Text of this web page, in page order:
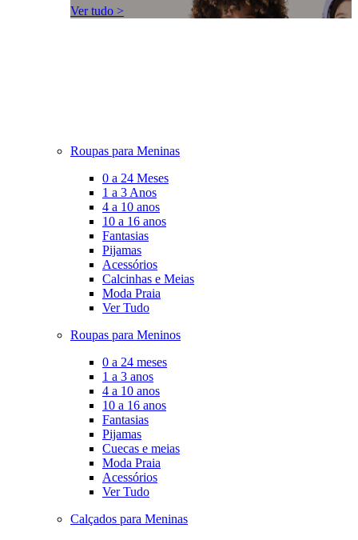
Ver tudo >
Roupas para Meninas
0 a 24 Meses
1 a 3 Anos
4 a 10 anos
10 a 16 anos
Fantasias
Pijamas
Acessórios
Calcinhas e Meias
Moda Praia
Ver Tudo
Roupas para Meninos
0 a 24 meses
1 a 3 anos
4 a 10 anos
10 a 16 anos
Fantasias
Pijamas
Cuecas e meias
Moda Praia
Acessórios
Ver Tudo
Calçados para Meninas